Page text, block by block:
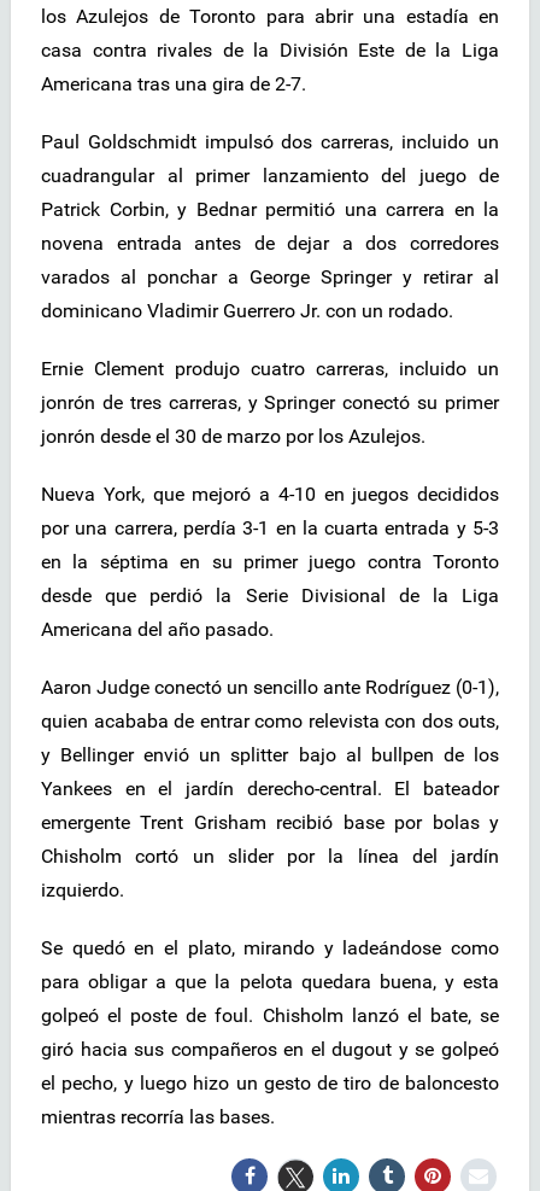
los Azulejos de Toronto para abrir una estadía en
casa contra rivales de la División Este de la Liga
Americana tras una gira de 2-7.
Paul Goldschmidt impulsó dos carreras, incluido un
cuadrangular al primer lanzamiento del juego de
Patrick Corbin, y Bednar permitió una carrera en la
novena entrada antes de dejar a dos corredores
varados al ponchar a George Springer y retirar al
dominicano Vladimir Guerrero Jr. con un rodado.
Ernie Clement produjo cuatro carreras, incluido un
jonrón de tres carreras, y Springer conectó su primer
jonrón desde el 30 de marzo por los Azulejos.
Nueva York, que mejoró a 4-10 en juegos decididos
por una carrera, perdía 3-1 en la cuarta entrada y 5-3
en la séptima en su primer juego contra Toronto
desde que perdió la Serie Divisional de la Liga
Americana del año pasado.
Aaron Judge conectó un sencillo ante Rodríguez (0-1),
quien acababa de entrar como relevista con dos outs,
y Bellinger envió un splitter bajo al bullpen de los
Yankees en el jardín derecho-central. El bateador
emergente Trent Grisham recibió base por bolas y
Chisholm cortó un slider por la línea del jardín
izquierdo.
Se quedó en el plato, mirando y ladeándose como
para obligar a que la pelota quedara buena, y esta
golpeó el poste de foul. Chisholm lanzó el bate, se
giró hacia sus compañeros en el dugout y se golpeó
el pecho, y luego hizo un gesto de tiro de baloncesto
mientras recorría las bases.